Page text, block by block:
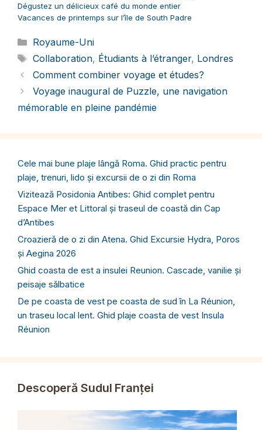
Dégustez un délicieux café du monde entier
Vacances de printemps sur l’île de South Padre
Catégories
Royaume-Uni
Étiquettes
Collaboration, Étudiants à l’étranger, Londres
Comment combiner voyage et études?
Voyage inaugural de Puzzle, une navigation
mémorable en pleine pandémie
Cele mai bune plaje lângă Roma. Ghid practic pentru
plaje, trenuri, lido și excursii de o zi din Roma
Vizitează Posidonia Antibes: Ghid complet pentru
Espace Mer et Littoral și traseul de coastă din Cap
d’Antibes
Croazieră de o zi din Atena. Ghid Excursie Hydra, Poros
și Aegina 2026
Ghid coasta de est a insulei Reunion. Cascade, vanilie și
peisaje sălbatice
De pe coasta de vest pe coasta de sud în La Réunion,
un traseu local lent. Ghid plaje coasta de vest Insula
Réunion
Descoperă Sudul Franței